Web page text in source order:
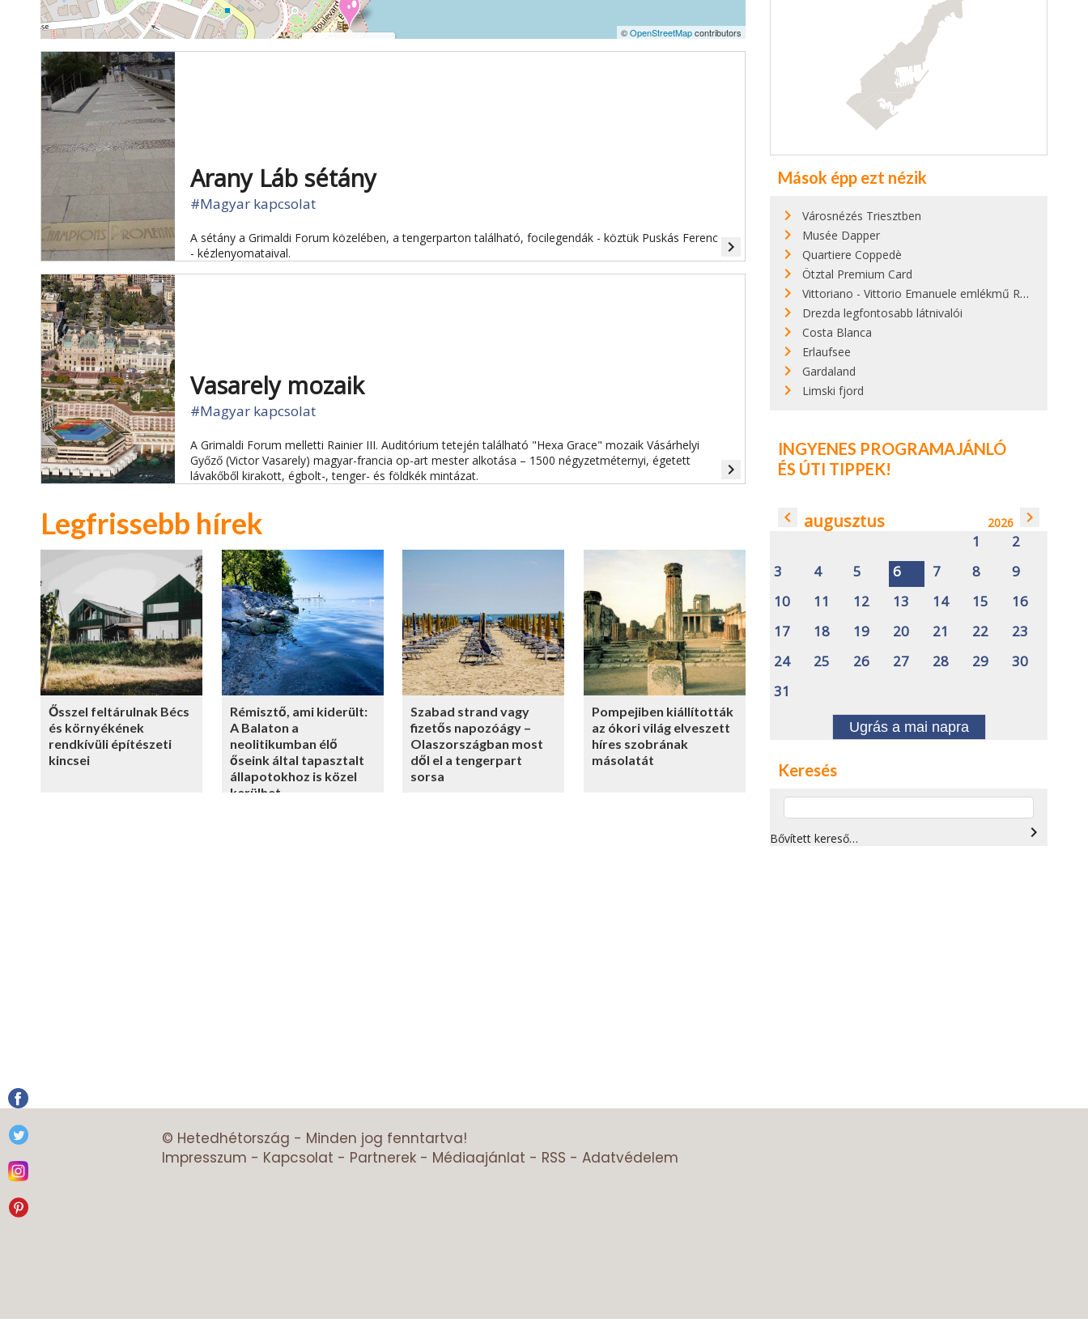
©OpenStreetMapcontributors
Arany Láb sétány
#Magyar kapcsolat
A sétány a Grimaldi Forum közelében, a tengerparton található, focilegendák - köztük Puskás Ferenc
- kézlenyomataival.
navigate_next
Vasarely mozaik
#Magyar kapcsolat
A Grimaldi Forum melletti Rainier III. Auditórium tetején található "Hexa Grace" mozaik Vásárhelyi
Győző (Victor Vasarely) magyar-francia op-art mester alkotása – 1500 négyzetméternyi, égetett
lávakőből kirakott, égbolt-, tenger- és földkék mintázat.
navigate_next
Legfrissebb hírek
Ősszel feltárulnak Bécs
és környékének
rendkívüli építészeti
kincsei
Rémisztő, ami kiderült:
A Balaton a
neolitikumban élő
őseink által tapasztalt
állapotokhoz is közel
kerülhet
Szabad strand vagy
fizetős napozóágy –
Olaszországban most
dől el a tengerpart
sorsa
Pompejiben kiállították
az ókori világ elveszett
híres szobrának
másolatát
Mások épp ezt nézik
Városnézés Triesztben
Musée Dapper
Quartiere Coppedè
Ötztal Premium Card
Vittoriano - Vittorio Emanuele emlékmű Rómában
Drezda legfontosabb látnivalói
Costa Blanca
Erlaufsee
Gardaland
Limski fjord
INGYENES PROGRAMAJÁNLÓ
ÉS ÚTI TIPPEK!
navigate_before augusztus 2026 navigate_next
1
2
3
4 5 6 7 8
9
10
11 12 13 14 15
16
17
18 19 20 21 22
23
24
25 26 27 28 29
30
31
Ugrás a mai napra
Keresés
Bővített kereső… navigate_next
© Hetedhétország - Minden jog fenntartva!
Impresszum - Kapcsolat - Partnerek - Médiaajánlat - RSS - Adatvédelem